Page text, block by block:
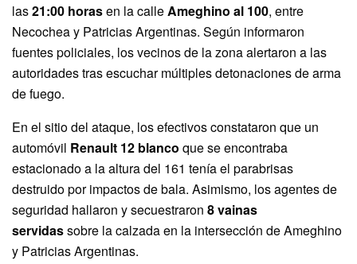
las21:00 horasen la calleAmeghino al 100, entre
Necochea y Patricias Argentinas. Según informaron
fuentes policiales, los vecinos de la zona alertaron a las
autoridades tras escuchar múltiples detonaciones de arma
de fuego.
En el sitio del ataque, los efectivos constataron que un
automóvil Renault 12 blanco que se encontraba
estacionado a la altura del 161 tenía el parabrisas
destruido por impactos de bala. Asimismo, los agentes de
seguridad hallaron y secuestraron 8 vainas
servidassobre la calzada en la intersección de Ameghino
y Patricias Argentinas.